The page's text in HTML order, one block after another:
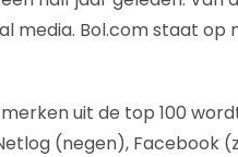
media. Bol.com staat op
uit de top 100
(negen), Facebook